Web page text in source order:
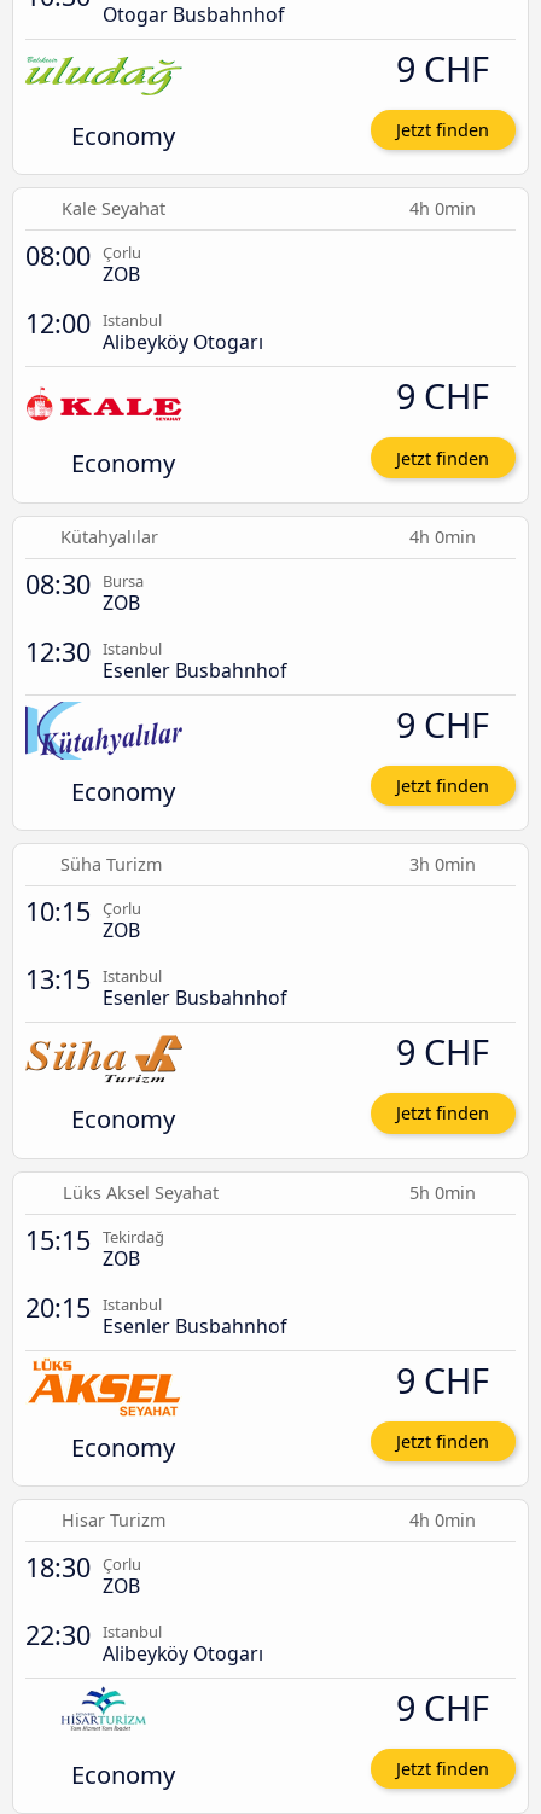
Otogar Busbahnhof
Economy
9 CHF
Jetzt finden
Kale Seyahat 4h 0min
08:00 Çorlu
ZOB
12:00 Istanbul
Alibeyköy Otogarı
Economy
9 CHF
Jetzt finden
Kütahyalılar 4h 0min
08:30 Bursa
ZOB
12:30 Istanbul
Esenler Busbahnhof
Economy
9 CHF
Jetzt finden
Süha Turizm 3h 0min
10:15 Çorlu
ZOB
13:15 Istanbul
Esenler Busbahnhof
Economy
9 CHF
Jetzt finden
Lüks Aksel Seyahat 5h 0min
15:15 Tekirdağ
ZOB
20:15 Istanbul
Esenler Busbahnhof
Economy
9 CHF
Jetzt finden
Hisar Turizm 4h 0min
18:30 Çorlu
ZOB
22:30 Istanbul
Alibeyköy Otogarı
Economy
9 CHF
Jetzt finden